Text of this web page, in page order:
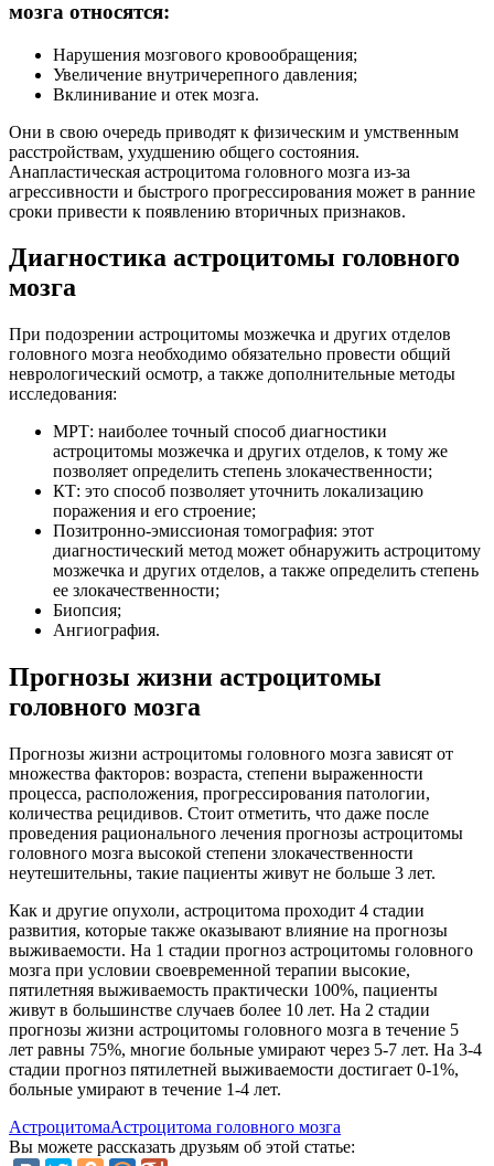
мозга относятся:
Нарушения мозгового кровообращения;
Увеличение внутричерепного давления;
Вклинивание и отек мозга.
Они в свою очередь приводят к физическим и умственным
расстройствам, ухудшению общего состояния.
Анапластическая астроцитома головного мозга из-за
агрессивности и быстрого прогрессирования может в ранние
сроки привести к появлению вторичных признаков.
Диагностика астроцитомы головного
мозга
При подозрении астроцитомы мозжечка и других отделов
головного мозга необходимо обязательно провести общий
неврологический осмотр, а также дополнительные методы
исследования:
МРТ: наиболее точный способ диагностики
астроцитомы мозжечка и других отделов, к тому же
позволяет определить степень злокачественности;
КТ: это способ позволяет уточнить локализацию
поражения и его строение;
Позитронно-эмиссионая томография: этот
диагностический метод может обнаружить астроцитому
мозжечка и других отделов, а также определить степень
ее злокачественности;
Биопсия;
Ангиография.
Прогнозы жизни астроцитомы
головного мозга
Прогнозы жизни астроцитомы головного мозга зависят от
множества факторов: возраста, степени выраженности
процесса, расположения, прогрессирования патологии,
количества рецидивов. Стоит отметить, что даже после
проведения рационального лечения прогнозы астроцитомы
головного мозга высокой степени злокачественности
неутешительны, такие пациенты живут не больше 3 лет.
Как и другие опухоли, астроцитома проходит 4 стадии
развития, которые также оказывают влияние на прогнозы
выживаемости. На 1 стадии прогноз астроцитомы головного
мозга при условии своевременной терапии высокие,
пятилетняя выживаемость практически 100%, пациенты
живут в большинстве случаев более 10 лет. На 2 стадии
прогнозы жизни астроцитомы головного мозга в течение 5
лет равны 75%, многие больные умирают через 5-7 лет. На 3-4
стадии прогноз пятилетней выживаемости достигает 0-1%,
больные умирают в течение 1-4 лет.
АстроцитомаАстроцитома головного мозга
Вы можете рассказать друзьям об этой статье: